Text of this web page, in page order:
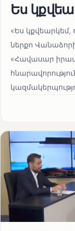
Ես
«Ես կքվեարկեմ,
ներքո
«Հավասար